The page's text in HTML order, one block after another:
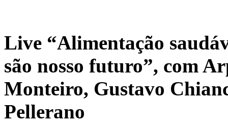
Live “Alimentação
são nosso futuro”, com
Monteiro, Gustavo
Pellerano